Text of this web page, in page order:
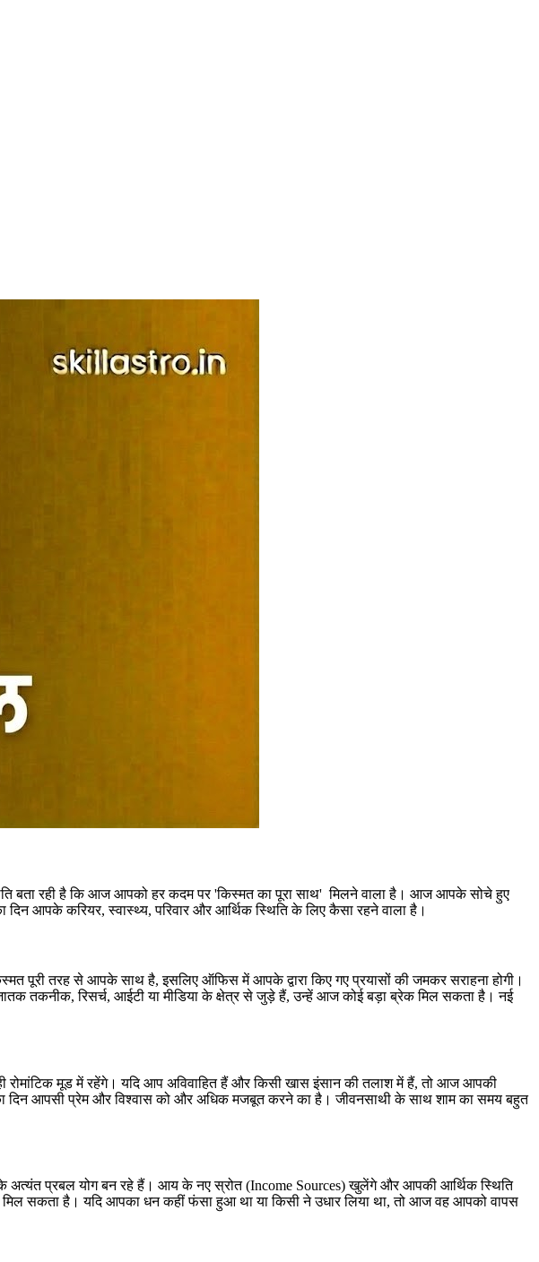
बता रही है कि आज आपको हर कदम पर 'किस्मत का पूरा साथ' मिलने वाला है। आज आपके सोचे हुए
आपके करियर, स्वास्थ्य, परिवार और आर्थिक स्थिति के लिए कैसा रहने वाला है।
पूरी तरह से आपके साथ है, इसलिए ऑफिस में आपके द्वारा किए गए प्रयासों की जमकर सराहना होगी।
तकनीक, रिसर्च, आईटी या मीडिया के क्षेत्र से जुड़े हैं, उन्हें आज कोई बड़ा ब्रेक मिल सकता है। नई
मूड में रहेंगे। यदि आप अविवाहित हैं और किसी खास इंसान की तलाश में हैं, तो आज आपकी
दिन आपसी प्रेम और विश्वास को और अधिक मजबूत करने का है। जीवनसाथी के साथ शाम का समय बहुत
प्रबल योग बन रहे हैं। आय के नए स्रोत (Income Sources) खुलेंगे और आपकी आर्थिक स्थिति
सकता है। यदि आपका धन कहीं फंसा हुआ था या किसी ने उधार लिया था, तो आज वह आपको वापस